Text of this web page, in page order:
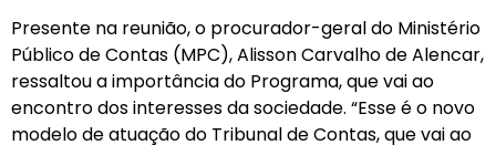
Presente na reunião, o procurador-geral do Ministério
Público de Contas (MPC), Alisson Carvalho de Alencar,
ressaltou a importância do Programa, que vai ao
encontro dos interesses da sociedade. “Esse é o novo
modelo de atuação do Tribunal de Contas, que vai ao